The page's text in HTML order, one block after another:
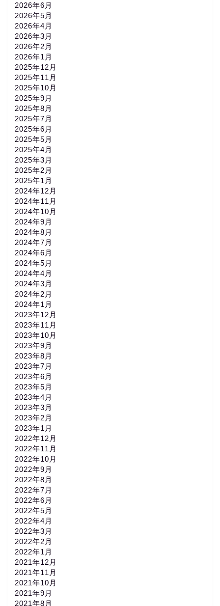
2026年6月
2026年5月
2026年4月
2026年3月
2026年2月
2026年1月
2025年12月
2025年11月
2025年10月
2025年9月
2025年8月
2025年7月
2025年6月
2025年5月
2025年4月
2025年3月
2025年2月
2025年1月
2024年12月
2024年11月
2024年10月
2024年9月
2024年8月
2024年7月
2024年6月
2024年5月
2024年4月
2024年3月
2024年2月
2024年1月
2023年12月
2023年11月
2023年10月
2023年9月
2023年8月
2023年7月
2023年6月
2023年5月
2023年4月
2023年3月
2023年2月
2023年1月
2022年12月
2022年11月
2022年10月
2022年9月
2022年8月
2022年7月
2022年6月
2022年5月
2022年4月
2022年3月
2022年2月
2022年1月
2021年12月
2021年11月
2021年10月
2021年9月
2021年8月